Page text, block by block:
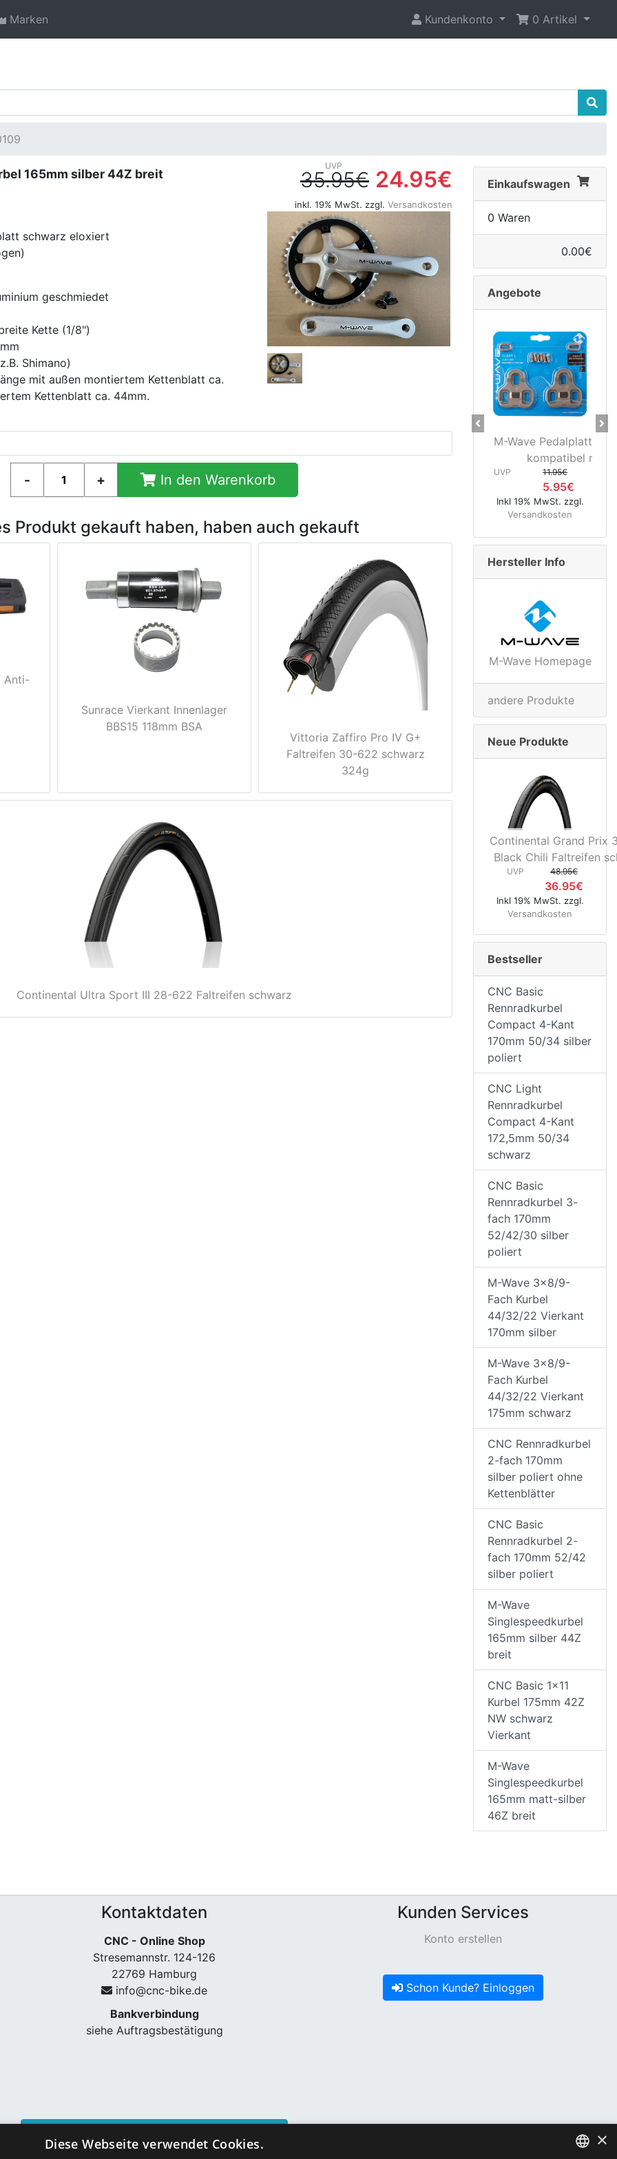
Marken Kundenkonto 0 Artikel
165mm silber 44Z breit 35.95€ 24.95€
inkl. 19% MwSt. zzgl. Versandkosten
schwarz eloxiert
geschmiedet
Kette (1/8")
Shimano)
mit außen montiertem Kettenblatt ca.
Kettenblatt ca. 44mm.
In den Warenkorb
Produkt gekauft haben, haben auch gekauft
Anti-
Sunrace Vierkant Innenlager
BBS15 118mm BSA
Vittoria Zaffiro Pro IV G+
Faltreifen 30-622 schwarz
324g
Continental Ultra Sport III 28-622 Faltreifen schwarz
Einkaufswagen
0 Waren
0.00€
Angebote
M-Wave Pedalplatten
kompatibel mit...
UVP 11.95€
5.95€
Inkl 19% MwSt. zzgl.
Versandkosten
Previous
Hersteller Info
M-Wave Homepage
andere Produkte
Neue Produkte
Continental Grand Prix
Black Chili Faltreifen
UVP 48.95€
36.95€
Inkl 19% MwSt. zzgl.
Versandkosten
Bestseller
CNC Basic
Rennradkurbel
Compact 4-Kant
170mm 50/34 silber
poliert
CNC Light
Rennradkurbel
Compact 4-Kant
172,5mm 50/34
schwarz
CNC Basic
Rennradkurbel 3-
fach 170mm
52/42/30 silber
poliert
M-Wave 3x8/9-
Fach Kurbel
44/32/22 Vierkant
170mm silber
M-Wave 3x8/9-
Fach Kurbel
44/32/22 Vierkant
175mm schwarz
CNC Rennradkurbel
2-fach 170mm
silber poliert ohne
Kettenblätter
CNC Basic
Rennradkurbel 2-
fach 170mm 52/42
silber poliert
M-Wave
Singlespeedkurbel
165mm silber 44Z
breit
CNC Basic 1x11
Kurbel 175mm 42Z
NW schwarz
Vierkant
M-Wave
Singlespeedkurbel
165mm matt-silber
46Z breit
Kontaktdaten
CNC - Online Shop
Stresemannstr. 124-126
22769 Hamburg
info@cnc-bike.de
Bankverbindung
siehe Auftragsbestätigung
Kunden Services
Konto erstellen
Schon Kunde? Einloggen
×
Diese Webseite verwendet Cookies.